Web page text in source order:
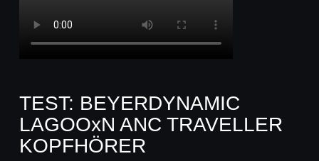
TEST: BEYERDYNAMIC
LAGOOxN ANC TRAVELLER
KOPFHÖRER